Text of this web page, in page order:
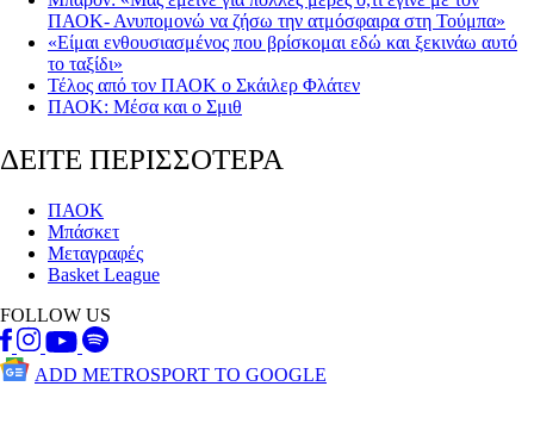
ΠΑΟΚ- Ανυπομονώ να ζήσω την ατμόσφαιρα στη Τούμπα»
«Είμαι ενθουσιασμένος που βρίσκομαι εδώ και ξεκινάω αυτό
το ταξίδι»
Τέλος από τον ΠΑΟΚ ο Σκάιλερ Φλάτεν
ΠΑΟΚ: Μέσα και ο Σμιθ
ΔΕΙΤΕ ΠΕΡΙΣΣΟΤΕΡΑ
ΠΑΟΚ
Μπάσκετ
Μεταγραφές
Basket League
FOLLOW US
ADD METROSPORT TO GOOGLE